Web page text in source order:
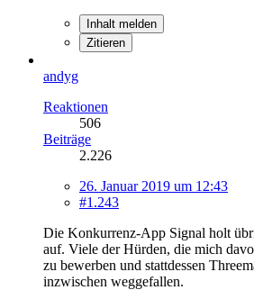
Inhalt melden
Zitieren
andyg
Reaktionen
506
Beiträge
2.226
26. Januar 2019 um 12:43
#1.243
Die Konkurrenz-App Signal holt
auf. Viele der Hürden, die mich
zu bewerben und stattdessen
inzwischen weggefallen.